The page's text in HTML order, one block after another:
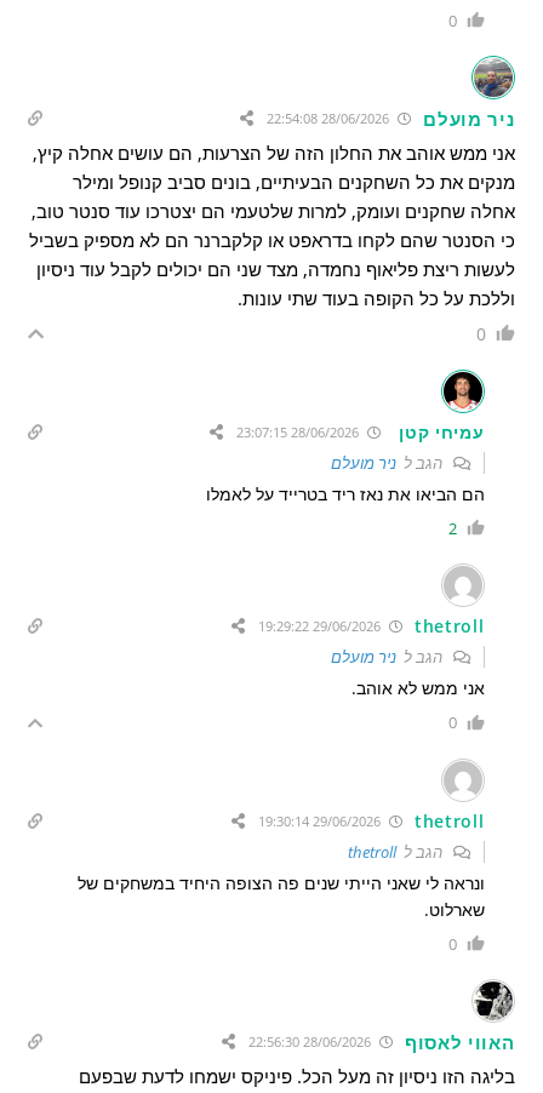
0
ניר מועלם
אני ממש אוהב את החלון הזה של הצרעות, הם עושים אחלה קיץ,
מנקים את כל השחקנים הבעיתיים, בונים סביב קנופל ומילר
אחלה שחקנים ועומק, למרות שלטעמי הם יצטרכו עוד סנטר טוב,
כי הסנטר שהם לקחו בדראפט או קלקברנר הם לא מספיק בשביל
לעשות ריצת פליאוף נחמדה, מצד שני הם יכולים לקבל עוד ניסיון
וללכת על כל הקופה בעוד שתי עונות.
0
עמיחי קטן
הגב לניר מועלם
הם הביאו את נאז ריד בטרייד על לאמלו
2
thetroll
29/06/2026 19:29:22
הגב לניר מועלם
אני ממש לא אוהב.
0
thetroll
29/06/2026 19:30:14
הגב לthetroll
ונראה לי שאני הייתי שנים פה הצופה היחיד במשחקים של
שארלוט.
0
האווי לאסוף 28/06/2026 22:56:30
בליגה הזו ניסיון זה מעל הכל. פיניקס ישמחו לדעת שבפעם